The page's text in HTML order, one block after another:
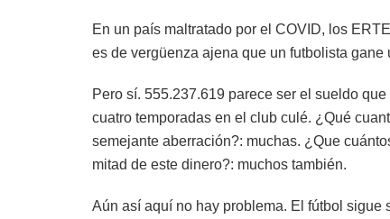
En un país maltratado por el COVID, los
es de vergüenza ajena que un futbolista
Pero sí. 555.237.619 parece ser el sueldo
cuatro temporadas en el club culé. ¿Qué
semejante aberración?: muchas. ¿Que
mitad de este dinero?: muchos también.
Aún así aquí no hay problema. El fútbol